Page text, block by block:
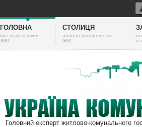
ГОЛОВНА
все нове в світі
ЖКГ
СТОЛИЦЯ
новини столичного
ЖКГ
в
Головний експерт житлово-комунального